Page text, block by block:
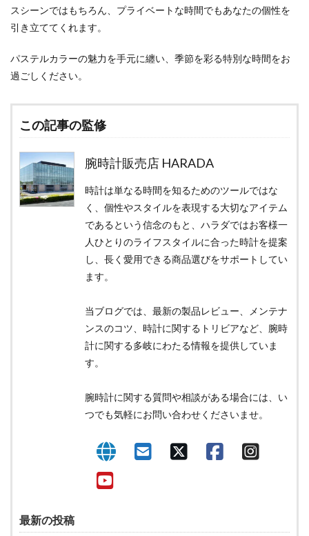
スシーンではもちろん、プライベートな時間でもあなたの個性を
引き立ててくれます。
パステルカラーの魅力を手元に纏い、季節を彩る特別な時間をお
過ごしください。
この記事の監修
腕時計販売店 HARADA
時計は単なる時間を知るためのツールではな
く、個性やスタイルを表現する大切なアイテム
であるという信念のもと、ハラダではお客様一
人ひとりのライフスタイルに合った時計を提案
し、長く愛用できる商品選びをサポートしてい
ます。
当ブログでは、最新の製品レビュー、メンテナ
ンスのコツ、時計に関するトリビアなど、腕時
計に関する多岐にわたる情報を提供していま
す。
腕時計に関する質問や相談がある場合には、い
つでも気軽にお問い合わせくださいませ。
最新の投稿